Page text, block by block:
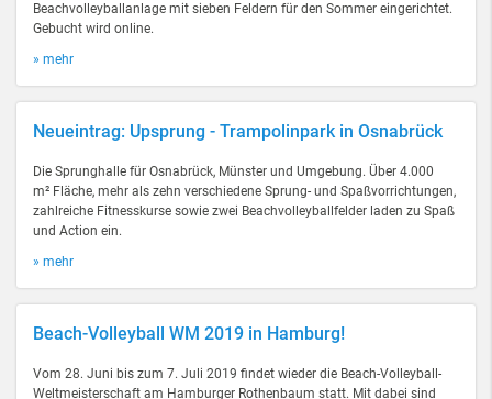
Beachvolleyballanlage mit sieben Feldern für den Sommer eingerichtet.
Gebucht wird online.
» mehr
Neueintrag: Upsprung - Trampolinpark in Osnabrück
Die Sprunghalle für Osnabrück, Münster und Umgebung. Über 4.000
m² Fläche, mehr als zehn verschiedene Sprung- und Spaßvorrichtungen,
zahlreiche Fitnesskurse sowie zwei Beachvolleyballfelder laden zu Spaß
und Action ein.
» mehr
Beach-Volleyball WM 2019 in Hamburg!
Vom 28. Juni bis zum 7. Juli 2019 findet wieder die Beach-Volleyball-
Weltmeisterschaft am Hamburger Rothenbaum statt. Mit dabei sind